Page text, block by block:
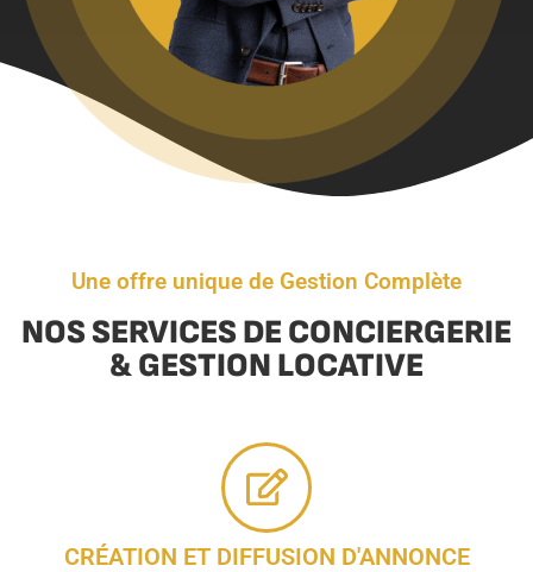
Une offre unique de Gestion Complète
NOS SERVICES DE CONCIERGERIE
& GESTION LOCATIVE
CRÉATION ET DIFFUSION D'ANNONCE